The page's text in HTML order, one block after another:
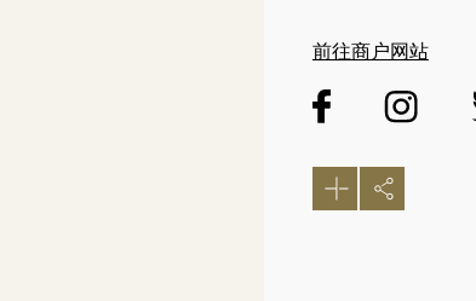
前往商户网站